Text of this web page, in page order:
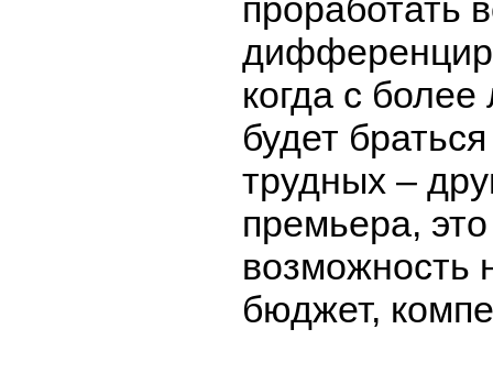
проработать
когда с более
будет
трудных –
премьера,
возможность
бюджет,